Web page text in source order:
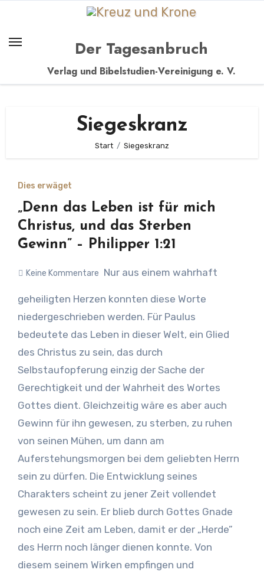
springen
Der Tagesanbruch
Verlag und Bibelstudien-Vereinigung e. V.
Siegeskranz
Start Siegeskranz
Dies erwäget
„Denn das Leben ist für mich
Christus, und das Sterben
Gewinn” – Philipper 1:21
Keine Kommentare Nur aus einem wahrhaft
geheiligten Herzen konnten diese Worte
niedergeschrieben werden. Für Paulus
bedeutete das Leben in dieser Welt, ein Glied
des Christus zu sein, das durch
Selbstaufopferung einzig der Sache der
Gerechtigkeit und der Wahrheit des Wortes
Gottes dient. Gleichzeitig wäre es aber auch
Gewinn für ihn gewesen, zu sterben, zu ruhen
von seinen Mühen, um dann am
Auferstehungsmorgen bei dem geliebten Herrn
sein zu dürfen. Die Entwicklung seines
Charakters scheint zu jener Zeit vollendet
gewesen zu sein. Er blieb durch Gottes Gnade
noch eine Zeit am Leben, damit er der „Herde”
des Herrn noch länger dienen konnte. Von
diesem seinem Wirken empfingen und